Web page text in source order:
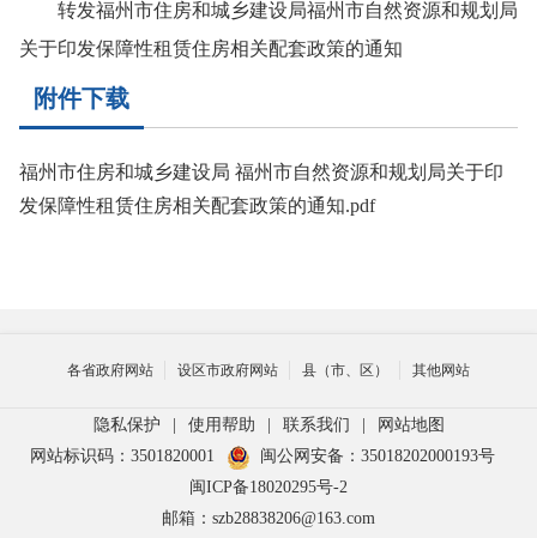
转发福州市住房和城乡建设局福州市自然资源和规划局
关于印发保障性租赁住房相关配套政策的通知
附件下载
福州市住房和城乡建设局 福州市自然资源和规划局关于印
发保障性租赁住房相关配套政策的通知.pdf
各省政府网站 设区市政府网站 县（市、区） 其他网站
隐私保护 使用帮助 联系我们
网站地图
网站标识码：3501820001
闽公网安备：35018202000193号
闽ICP备18020295号-2
邮箱：szb28838206@163.com